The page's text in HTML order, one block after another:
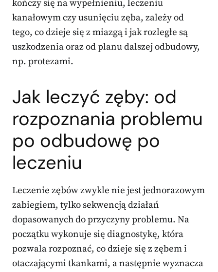
kończy się na wypełnieniu, leczeniu
kanałowym czy usunięciu zęba, zależy od
tego, co dzieje się z miazgą i jak rozległe są
uszkodzenia oraz od planu dalszej odbudowy,
np. protezami.
Jak leczyć zęby: od
rozpoznania problemu
po odbudowę po
leczeniu
Leczenie zębów zwykle nie jest jednorazowym
zabiegiem, tylko sekwencją działań
dopasowanych do przyczyny problemu. Na
początku wykonuje się diagnostykę, która
pozwala rozpoznać, co dzieje się z zębem i
otaczającymi tkankami, a następnie wyznacza